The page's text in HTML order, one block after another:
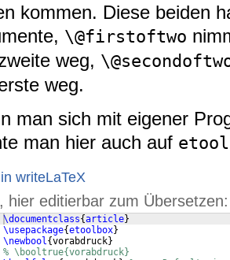
kommen. Diese beiden
\@firstoftwo
weg,
weg.
man sich mit eigener
man hier auch auf
writeLaTeX
hier editierbar zum Übersetzen:
\documentclass{article}
\usepackage{etoolbox}
\newbool{vorabdruck}
% \booltrue{vorabdruck}